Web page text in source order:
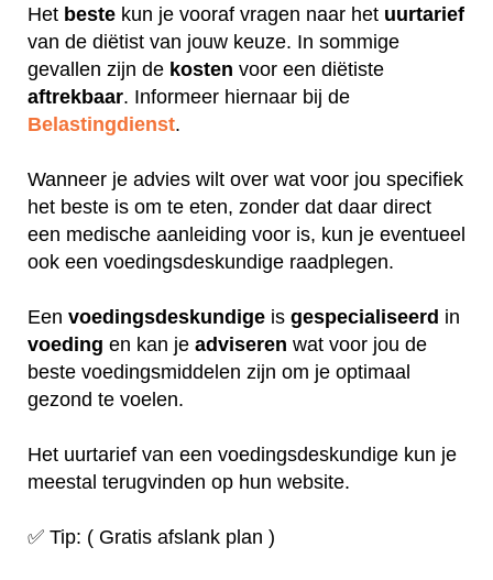
Het beste kun je vooraf vragen naar het uurtarief
van de diëtist van jouw keuze. In sommige
gevallen zijn de kosten voor een diëtiste
aftrekbaar. Informeer hiernaar bij de
Belastingdienst.
Wanneer je advies wilt over wat voor jou specifiek
het beste is om te eten, zonder dat daar direct
een medische aanleiding voor is, kun je eventueel
ook een voedingsdeskundige raadplegen.
Een voedingsdeskundige is gespecialiseerd in
voeding en kan je adviseren wat voor jou de
beste voedingsmiddelen zijn om je optimaal
gezond te voelen.
Het uurtarief van een voedingsdeskundige kun je
meestal terugvinden op hun website.
✅ Tip: ( Gratis afslank plan )